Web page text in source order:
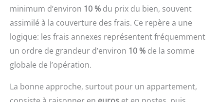
minimum d’environ 10 % du prix du bien, souvent
assimilé à la couverture des frais. Ce repère a une
logique: les frais annexes représentent fréquemment
un ordre de grandeur d’environ 10 % de la somme
globale de l’opération.
La bonne approche, surtout pour un appartement,